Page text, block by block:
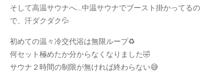
そして高温サウナへ…中温サウナでブースト掛かってるの
で、汗ダクダク💦
初めての温々冷交代浴は無限ループ♻️
何セット極めたか分からなくなりました🤣
サウナ２時間の制限が無ければ終わらない😅